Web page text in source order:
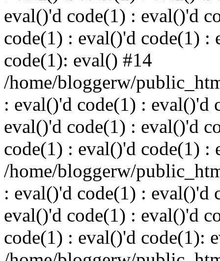
eval()'d code(1) : eval()'d
code(1) : eval()'d code(1) :
code(1): eval() #14
/home/bloggerw/
: eval()'d code(1) : eval()'d
eval()'d code(1) : eval()'d
code(1) : eval()'d code(1) :
/home/bloggerw/
: eval()'d code(1) : eval()'d
eval()'d code(1) : eval()'d
code(1) : eval()'d code(1):